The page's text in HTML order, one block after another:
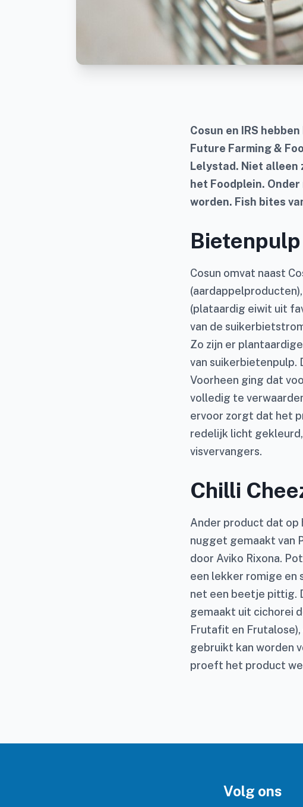
Cosun en IRS
Future Farming &
Lelystad. Niet alleen
het Foodplein.
worden. Fish bites
Bietenpulp
Cosun omvat naast
(plataardig eiwit uit
van de
Zo zijn er
van suikerbietenpulp.
Voorheen ging dat
volledig te
ervoor zorgt dat het
redelijk licht
visvervangers.
Chilli
Ander product dat op
nugget gemaakt van
door Aviko Rixona.
een lekker romige en
net een beetje pittig.
gemaakt uit cichorei
Frutafit en
gebruikt kan worden
proeft het product
Volg ons